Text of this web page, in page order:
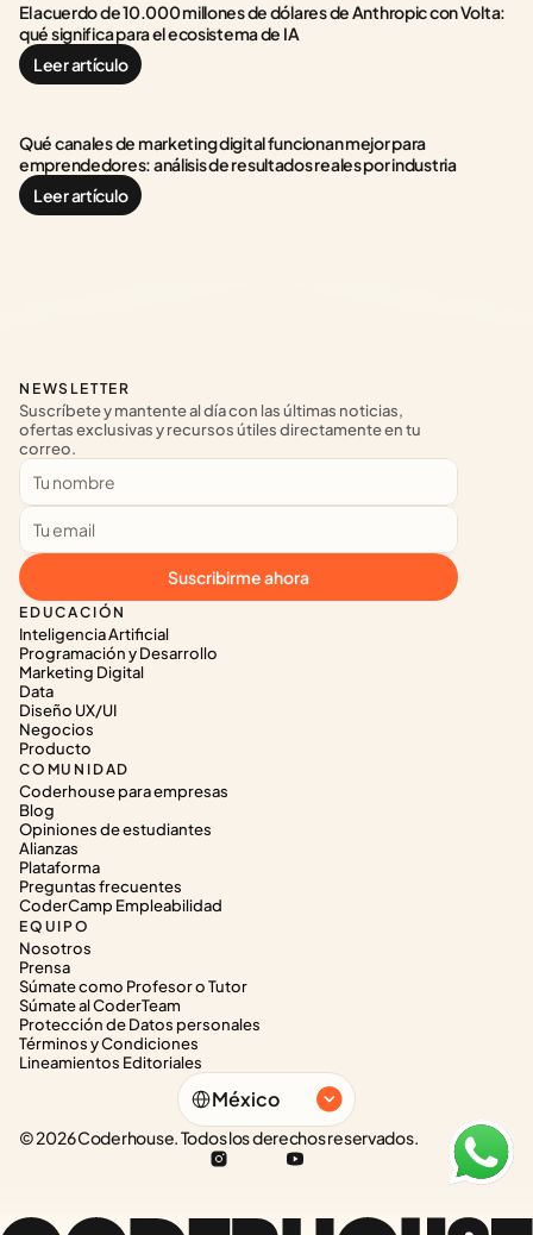
El acuerdo de 10.000 millones de dólares de Anthropic con Volta:
qué significa para el ecosistema de IA
Leer artículo
Qué canales de marketing digital funcionan mejor para
emprendedores: análisis de resultados reales por industria
Leer artículo
EDUCACIÓN
Inteligencia Artificial
Programación y Desarrollo
Marketing Digital
Data
Diseño UX/UI
Negocios
Producto
COMUNIDAD
Coderhouse para empresas
Blog
Opiniones de estudiantes
Alianzas
Plataforma
Preguntas frecuentes
CoderCamp Empleabilidad
EQUIPO
Nosotros
Prensa
Súmate como Profesor o Tutor
Súmate al CoderTeam
Protección de Datos personales
Términos y Condiciones
Lineamientos Editoriales
NEWSLETTER
Suscríbete y mantente al día con las últimas noticias,
ofertas exclusivas y recursos útiles directamente en tu
correo.
Suscribirme ahora
Select Language
México
© 2026 Coderhouse. Todos los derechos reservados.